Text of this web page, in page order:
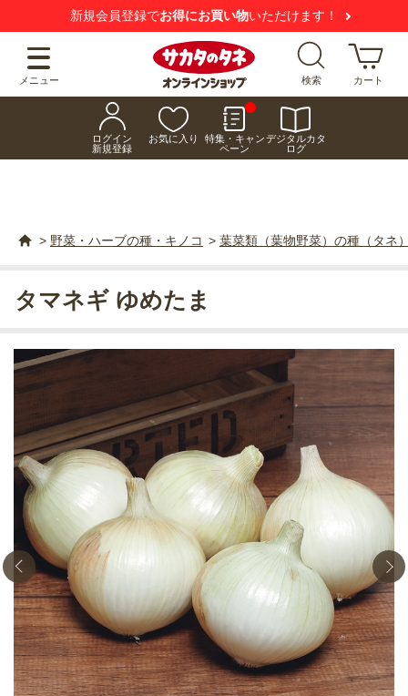
新規会員登録でお得にお買い物いただけます！
メニュー 検索 カート
ログイン
新規登録
お気に入り
特集・キャン
ペーン
デジタルカタ
ログ
> 野菜・ハーブの種・キノコ > 葉菜類（葉物野菜）の種（タネ
タマネギ ゆめたま